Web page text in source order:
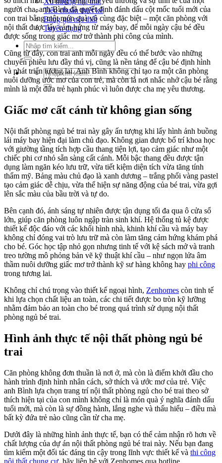
Tiêu chuẩn thiết kế
Bảng giá nội thất
Tuyển dụng
Tìm
kiếm:
Tìm
kiếm:
người cha, anh Bình đã quyết định đánh dấu cột mốc tuổi mới của
con trai bằng một món quà vô cùng đặc biệt – một căn phòng với
nội thất được lấy cảm hứng từ máy bay, để mỗi ngày cậu bé đều
được sống trong giấc mơ trở thành phi công của mình.
Cũng từ đây, con trai anh mỗi ngày đều có thể bước vào những
chuyến phiêu lưu đầy thú vị, cũng là nền tảng để cậu bé định hình
và phát triển tương lai. Anh Bình không chỉ tạo ra một căn phòng
nuôi dưỡng ước mơ của con trẻ, mà còn là nơi nhắc nhở cậu bé rằng
mình là một đứa trẻ hạnh phúc vì luôn được cha mẹ yêu thương.
Giấc mơ cất cánh từ không gian sống
Nội thất phòng ngủ bé trai này gây ấn tượng khi lấy hình ảnh buồng
lái máy bay hiện đại làm chủ đạo. Không gian được bố trí khoa học
với giường tầng tích hợp cầu thang tiện lợi, tạo cảm giác như một
chiếc phi cơ nhỏ sẵn sàng cất cánh. Mỗi bậc thang đều được tận
dụng làm ngăn kéo lưu trữ, vừa tiết kiệm diện tích vừa tăng tính
thẩm mỹ. Bảng màu chủ đạo là xanh dương – trắng phối vàng pastel
tạo cảm giác dễ chịu, vừa thể hiện sự năng động của bé trai, vừa gợi
lên sắc màu của bầu trời và tự do.
Bên cạnh đó, ánh sáng tự nhiên được tận dụng tối đa qua ô cửa sổ
lớn, giúp căn phòng luôn ngập tràn sinh khí. Hệ thống tủ kệ được
thiết kế độc đáo với các khối hình nhà, khinh khí cầu và máy bay
không chỉ đóng vai trò lưu trữ mà còn làm tăng cảm hứng khám phá
cho bé. Góc học tập nhỏ gọn nhưng tinh tế với kệ sách mở và tranh
treo tường mô phỏng bản vẽ kỹ thuật khí cầu – như ngọn lửa âm
thầm nuôi dưỡng giấc mơ trở thành kỹ sư hàng không hay phi công
trong tương lai.
Không chỉ chú trọng vào thiết kế ngoại hình, Zenhomes còn tinh tế
khi lựa chọn chất liệu an toàn, các chi tiết được bo tròn kỹ lưỡng
nhằm đảm bảo an toàn cho bé trong quá trình sử dụng nội thất
phòng ngủ bé trai.
Hình ảnh thực tế nội thất phòng ngủ bé
trai
Căn phòng không đơn thuần là nơi ở, mà còn là điểm khởi đầu cho
hành trình định hình nhân cách, sở thích và ước mơ của trẻ. Việc
anh Bình lựa chọn trang trí nội thất phòng ngủ cho bé trai theo sở
thích hiện tại của con mình không chỉ là món quà ý nghĩa đánh dấu
tuổi mới, mà còn là sự đồng hành, lắng nghe và thấu hiểu – điều mà
bất kỳ đứa trẻ nào cũng cần từ cha mẹ.
Dưới đây là những hình ảnh thực tế, bạn có thể cảm nhận rõ hơn về
chất lượng của dự án nội thất phòng ngủ bé trai này. Nếu bạn đang
tìm kiếm một đối tác đáng tin cậy trong lĩnh vực thiết kế và thi công
nội thất chung cư, hãy liên hệ với Zenhomes qua hotline